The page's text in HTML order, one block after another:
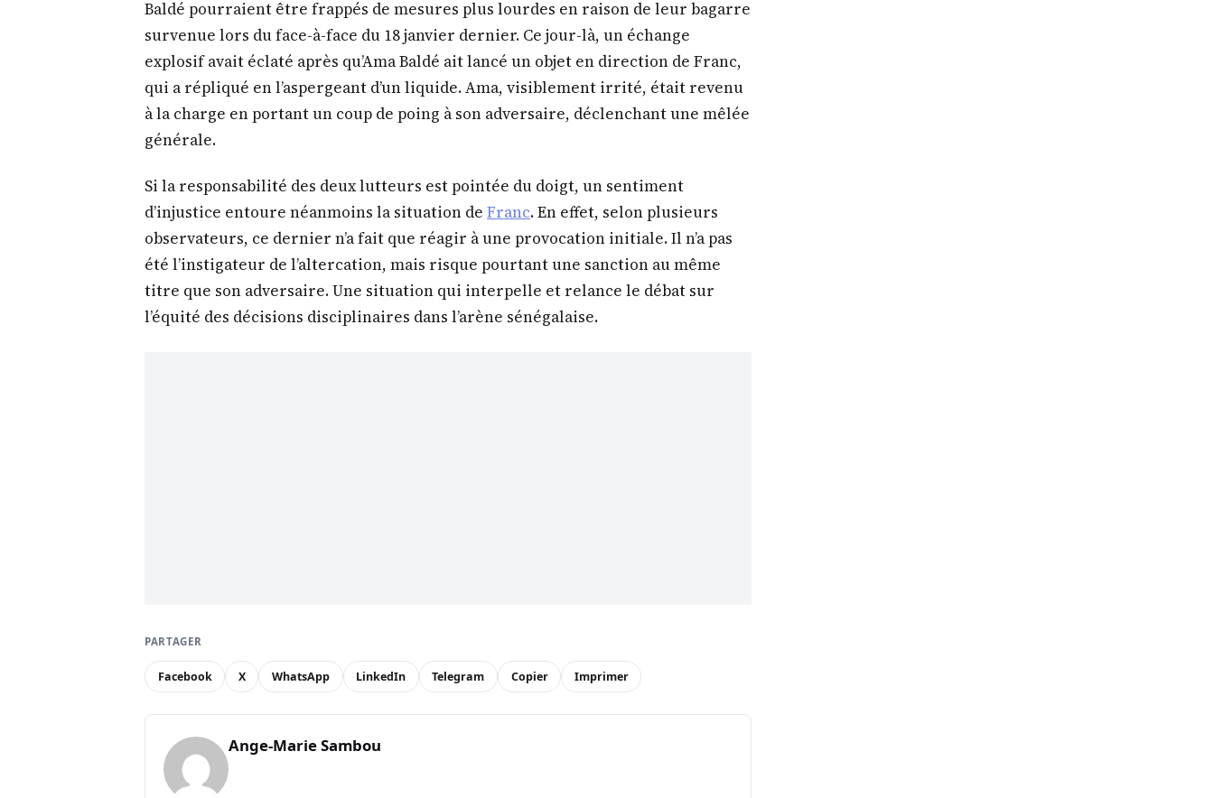
Baldé pourraient être frappés de mesures plus lourdes en raison de leur bagarre
survenue lors du face-à-face du 18 janvier dernier. Ce jour-là, un échange
explosif avait éclaté après qu’Ama Baldé ait lancé un objet en direction de Franc,
qui a répliqué en l’aspergeant d’un liquide. Ama, visiblement irrité, était revenu
à la charge en portant un coup de poing à son adversaire, déclenchant une mêlée
générale.
Si la responsabilité des deux lutteurs est pointée du doigt, un sentiment
d’injustice entoure néanmoins la situation de Franc. En effet, selon plusieurs
observateurs, ce dernier n’a fait que réagir à une provocation initiale. Il n’a pas
été l’instigateur de l’altercation, mais risque pourtant une sanction au même
titre que son adversaire. Une situation qui interpelle et relance le débat sur
l’équité des décisions disciplinaires dans l’arène sénégalaise.
PARTAGER
Facebook X WhatsApp LinkedIn Telegram Copier Imprimer
Ange-Marie Sambou